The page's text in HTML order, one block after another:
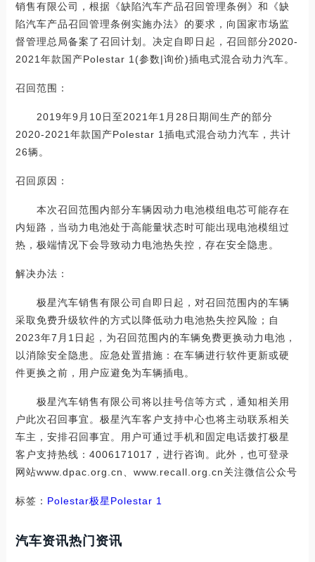
销售有限公司，根据《缺陷汽车产品召回管理条例》和《缺
陷汽车产品召回管理条例实施办法》的要求，向国家市场监
督管理总局备案了召回计划。决定自即日起，召回部分2020-
2021年款国产Polestar 1(参数|询价)插电式混合动力汽车。
召回范围：
2019年9月10日至2021年1月28日期间生产的部分
2020-2021年款国产Polestar 1插电式混合动力汽车，共计
26辆。
召回原因：
本次召回范围内部分车辆因动力电池模组电芯可能存在
内短路，当动力电池处于高能量状态时可能出现电池模组过
热，极端情况下会导致动力电池热失控，存在安全隐患。
解决办法：
极星汽车销售有限公司自即日起，对召回范围内的车辆
采取免费升级软件的方式以降低动力电池热失控风险；自
2023年7月1日起，为召回范围内的车辆免费更换动力电池，
以消除安全隐患。应急处置措施：在车辆进行软件更新或硬
件更换之前，用户应避免为车辆插电。
极星汽车销售有限公司将以挂号信等方式，通知相关用
户此次召回事宜。极星汽车客户支持中心也将主动联系相关
车主，安排召回事宜。用户可通过手机和固定电话拨打极星
客户支持热线：4006171017，进行咨询。此外，也可登录
网站www.dpac.org.cn、www.recall.org.cn关注微信公众号
标签： Polestar极星Polestar 1
汽车资讯热门资讯